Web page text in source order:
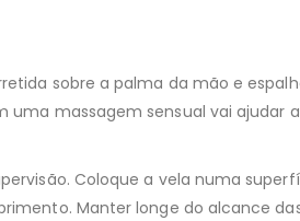
sobre a palma da mão e
massagem sensual vai ajudar
Coloque a vela numa
Manter longe do alcance